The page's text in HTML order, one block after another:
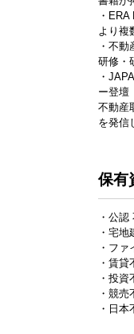
・
より複
・不
研修・
・
ー登壇
不動産
を発信
保有
・公
・宅
・フ
・賃
・投
・競
・日